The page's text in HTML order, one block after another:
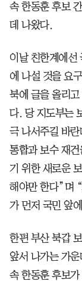
속 한동훈 후보
데 나왔다.
이날 친한계에선
에 나설 것을 요
북에 글을 올리
다. 당 지도부는
극 나서주길 바
통합과 보수 재
기 위한 새로운
해야만 한다”며
가 먼저 국민 앞
한편 부산 북갑
앞서 나가는 가
속 한동훈 후보가